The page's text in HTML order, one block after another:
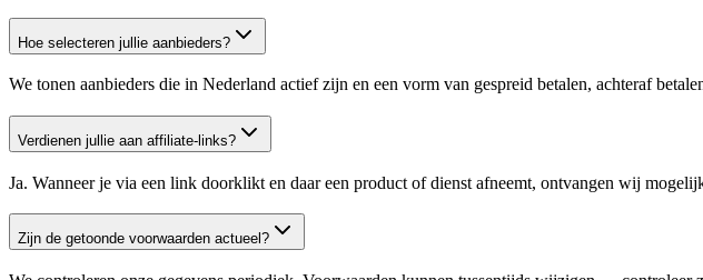
Hoe selecteren jullie aanbieders?
We tonen aanbieders die in Nederland actief zijn en een vorm van gespreid betalen, achteraf
Verdienen jullie aan affiliate-links?
Ja. Wanneer je via een link doorklikt en daar een product of dienst afneemt, ontvangen wij
Zijn de getoonde voorwaarden actueel?